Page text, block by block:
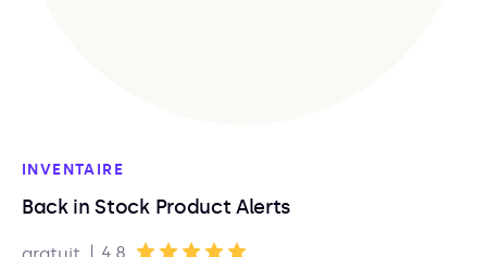
INVENTAIRE
Back in Stock Product Alerts
| 4.8